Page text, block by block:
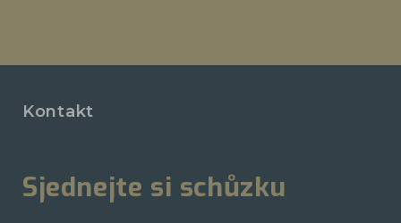
Kontakt
Sjednejte si schůzku